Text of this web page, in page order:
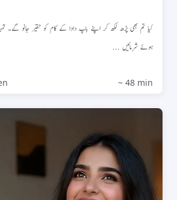
کیا تم بھی پڑھ لکھ کر اپنے باپ دادا کے کام کو حقیر جانو گے۔
ہوئے شرمائیں ...
~ 48 min